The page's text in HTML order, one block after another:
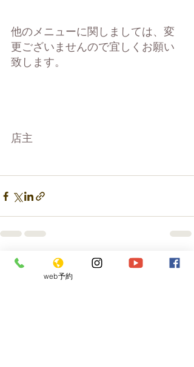
他のメニューに関しましては、変
更ございませんので宜しくお願い
致します。
店主
最新記事 すべて表示
web予約